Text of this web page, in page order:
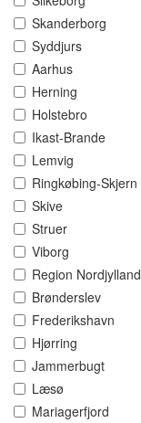
Skanderborg
Syddjurs
Aarhus
Herning
Holstebro
Ikast-Brande
Lemvig
Ringkøbing-Skjern
Skive
Struer
Viborg
Region Nordjylland
Brønderslev
Frederikshavn
Hjørring
Jammerbugt
Læsø
Mariagerfjord